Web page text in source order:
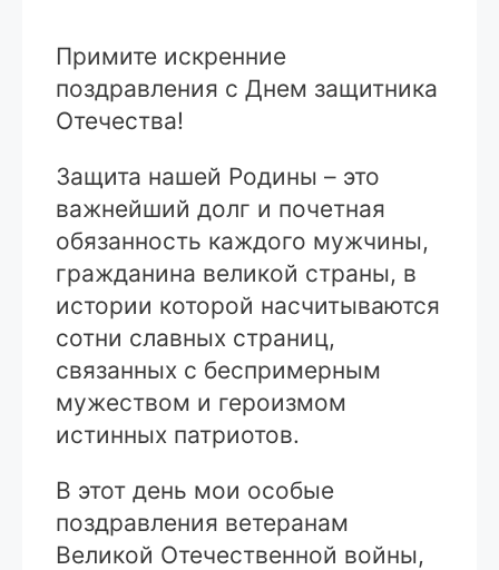
Примите искренние
поздравления с Днем защитника
Отечества!
Защита нашей Родины – это
важнейший долг и почетная
обязанность каждого мужчины,
гражданина великой страны, в
истории которой насчитываются
сотни славных страниц,
связанных с беспримерным
мужеством и героизмом
истинных патриотов.
В этот день мои особые
поздравления ветеранам
Великой Отечественной войны,